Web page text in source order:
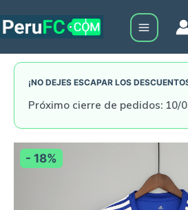
to
Main
Menu
¡NO DEJES ESCAPAR LOS
Próximo cierre de pedidos: 10/
- 18%